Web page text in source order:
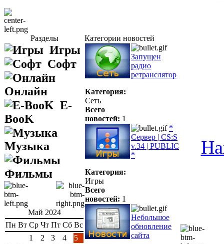
Разделы
Игры
Софт
Онлайн
E-
BooK
Музыка
Фильмы
Май 2024
Пн Вт Ср Чт Пт Сб Вс
1
2 3 4
5
Категории новостей
Категория:
Сеть
Всего
новостей: 1
Запущен
радио
ретранслятор
Категория:
Игры
Всего
новостей: 1
*
Сервер | CS:S
v.34 | PUBLIC
*
Небольшое
обновление
сайта